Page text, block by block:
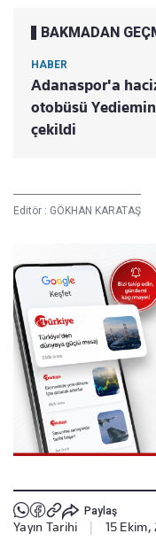
BAKMADAN
HABER
Adanaspor'a
otobüsü
çekildi
Editör : GÖKHAN KARATAŞ
Paylaş
Yayın Tarihi 15 Ekim,